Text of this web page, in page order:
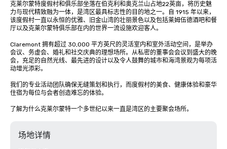
克莱尔蒙特度假村和俱乐部坐落在伯克利和奥克兰山占地22英亩，将历史魅
力与现代精致融为一体，是湾区最具标志性的目的地之一。自 1915 年以来，
该度假村一直以永恒的优雅、旧金山湾的壮丽景色以及包括莱姆伍德酒吧和餐
厅以及克莱尔蒙特俱乐部在内的世界一流设施欢迎客人。
Claremont 拥有超过 30,000 平方英尺的灵活室内和室外活动空间，是举办
会议、务虚会、婚礼和社交庆典的理想场所。从私密的董事会会议到盛大的晚
会，充足的自然光线、最先进的设计以及令人鼓舞的城市和海湾景观为每项活
动增光添彩。
我们的专业活动团队确保无缝策划和执行，而度假村的美食、健康体验和豪华
住宿为每位与会者创造难忘的体验。
了解为什么克莱尔蒙特一个多世纪以来一直是湾区的主要聚会场所。
场地详情